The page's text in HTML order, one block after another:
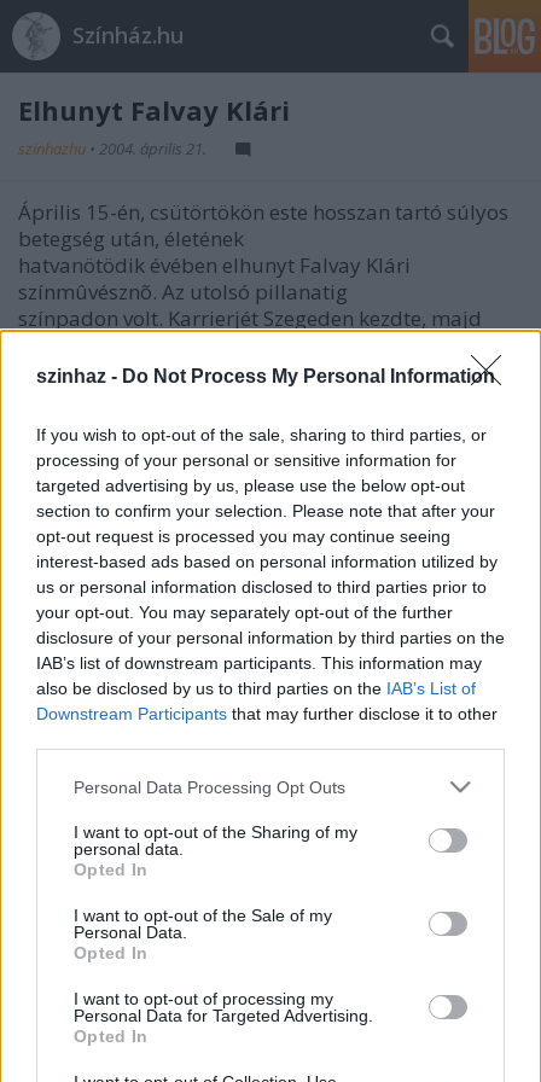
szinhaz - Do Not Process My Personal Information
If you wish to opt-out of the sale, sharing to third parties, or
processing of your personal or sensitive information for
targeted advertising by us, please use the below opt-out
section to confirm your selection. Please note that after your
opt-out request is processed you may continue seeing
interest-based ads based on personal information utilized by
us or personal information disclosed to third parties prior to
your opt-out. You may separately opt-out of the further
disclosure of your personal information by third parties on the
IAB’s list of downstream participants. This information may
also be disclosed by us to third parties on the IAB’s List of
Downstream Participants that may further disclose it to other
Please note that this website/app uses one or more Google
not limited to your visit or usage behaviour. You may click to
grant or deny consent to Google and its third-party tags to
use your data for below specified purposes in below Google
consent section.
Personal Data Processing Opt Outs
I want to opt-out of the Sharing of my
personal data.
Opted In
I want to opt-out of the Sale of my
Personal Data.
Opted In
I want to opt-out of processing my
Personal Data for Targeted Advertising.
Opted In
Színház.hu
Elhunyt Falvay Klári
szinhazhu • 2004. április 21.
Április 15-én, csütörtökön este hosszan tartó súlyos
betegség után, életének
hatvanötödik évében elhunyt Falvay Klári
színmûvésznõ. Az utolsó pillanatig
színpadon volt. Karrierjét Szegeden kezdte, majd
Budapesten is játszott.
Hat éve az Új Színház társulatához tartozott, a
Gyöngéd barbárok, a Falunk rossza, az Angyalok a
tetőn, valamint az
Álszentek összeesküvése és a Roberto Zucco című
darabokban nyújtott
emlékezetes alakítást. Az Új Színház saját
halottjának tekinti a művésznőt.
Hamvasztás utáni búcsúztatása május 10-én
délután negyed háromkor kezdődik a
Farkasréti temetőben.
Ajánlott bejegyzések:
Indul az e-Trafó online programsorozat